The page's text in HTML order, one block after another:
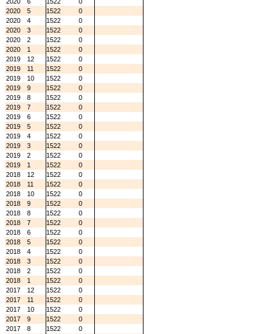
2020
5 1522
0
2020
4 1522
0
2020
3 1522
0
2020
2 1522
0
2020
1 1522
0
2019
12 1522
0
2019
11 1522
0
2019
10 1522
0
2019
9 1522
0
2019
8 1522
0
2019
7 1522
0
2019
6 1522
0
2019
5 1522
0
2019
4 1522
0
2019
3 1522
0
2019
2 1522
0
2019
1 1522
0
2018
12 1522
0
2018
11 1522
0
2018
10 1522
0
2018
9 1522
0
2018
8 1522
0
2018
7 1522
0
2018
6 1522
0
2018
5 1522
0
2018
4 1522
0
2018
3 1522
0
2018
2 1522
0
2018
1 1522
0
2017
12 1522
0
2017
11 1522
0
2017
10 1522
0
2017
9 1522
0
2017
8 1522
0